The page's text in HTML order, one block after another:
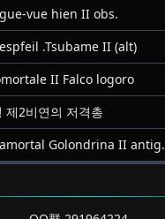
vue hien II obs.
.Tsubame II (alt)
II Falco logoro
제2비연의 저격총
Golondrina II antig.